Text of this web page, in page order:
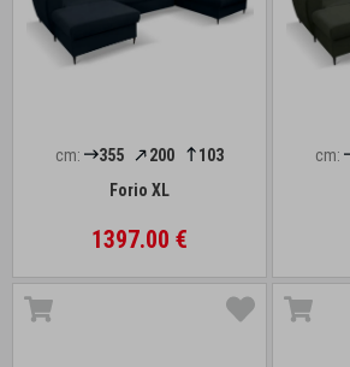
cm: 355 200
103
Forio XL
1397.00 €
cm: